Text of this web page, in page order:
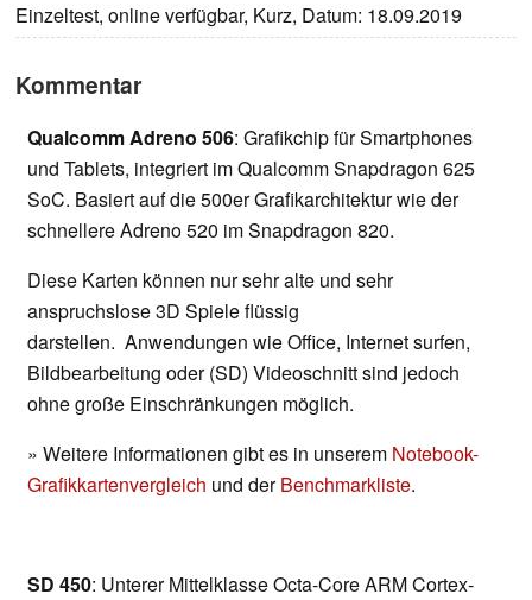
Einzeltest, online verfügbar, Kurz, Datum: 18.09.2019
Kommentar
Qualcomm Adreno 506: Grafikchip für Smartphones
und Tablets, integriert im Qualcomm Snapdragon 625
SoC. Basiert auf die 500er Grafikarchitektur wie der
schnellere Adreno 520 im Snapdragon 820.
Diese Karten können nur sehr alte und sehr
anspruchslose 3D Spiele flüssig
darstellen. Anwendungen wie Office, Internet surfen,
Bildbearbeitung oder (SD) Videoschnitt sind jedoch
ohne große Einschränkungen möglich.
» Weitere Informationen gibt es in unserem Notebook-
Grafikkartenvergleich und derBenchmarkliste.
SD 450: Unterer Mittelklasse Octa-Core ARM Cortex-